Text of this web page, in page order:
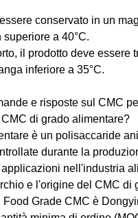
essere conservato in un
a 40°C.
il prodotto deve
inferiore a 35°C.
e risposte sul CMC
di grado alimentare?
è un polisaccaride
durante la
nell'industria
e l'origine del CMC di
Food Grade CMC è